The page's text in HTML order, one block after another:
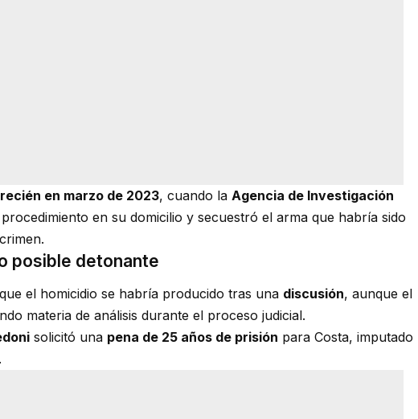
en marzo de 2023, cuando la Agencia de Investigación
en su domicilio y secuestró el arma que habría sido
posible detonante
el homicidio se habría producido tras una discusión, aunque el
materia de análisis durante el proceso judicial.
solicitó una pena de 25 años de prisión para Costa, imputado
.